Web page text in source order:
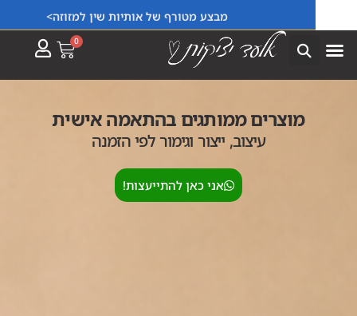
מבצע מטורף של אותיות שין למזוזה>
מוצרים ממותגים בהתאמה אישית
עיצוב, ייצור וגימור לפי הזמנה
אני כאן להתייעצות!